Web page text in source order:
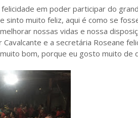
em poder participar do
sinto muito feliz, aqui é como se
nossas vidas e nossa
e a secretária Roseane
bom, porque eu gosto muito de